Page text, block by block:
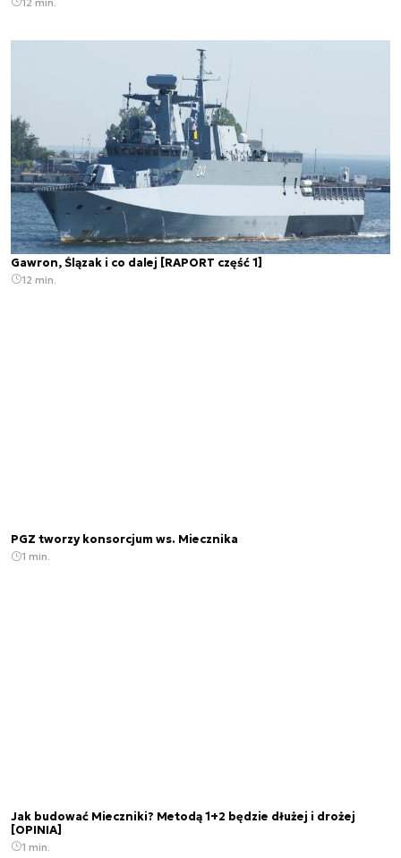
Gawron, Ślązak i co dalej [RAPORT część 1]
12 min.
PGZ tworzy konsorcjum ws. Miecznika
1 min.
Jak budować Mieczniki? Metodą 1+2 będzie dłużej i drożej
[OPINIA]
1 min.